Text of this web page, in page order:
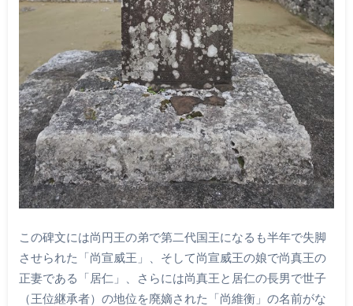
この碑文には尚円王の弟で第二代国王になるも半年で失脚
させられた「尚宣威王」、そして尚宣威王の娘で尚真王の
正妻である「居仁」、さらには尚真王と居仁の長男で世子
（王位継承者）の地位を廃嫡された「尚維衡」の名前がな